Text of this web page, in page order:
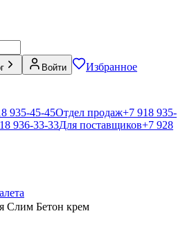
Войти
Избранное
935-45-45Отдел продаж+7 918 935-
936-33-33Для поставщиков+7 928
Слим Бетон крем